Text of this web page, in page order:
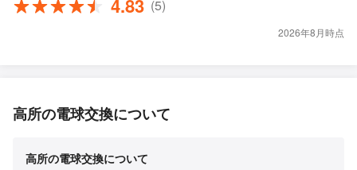
4.83 (5)
2026年8月時点
高所の電球交換について
高所の電球交換について